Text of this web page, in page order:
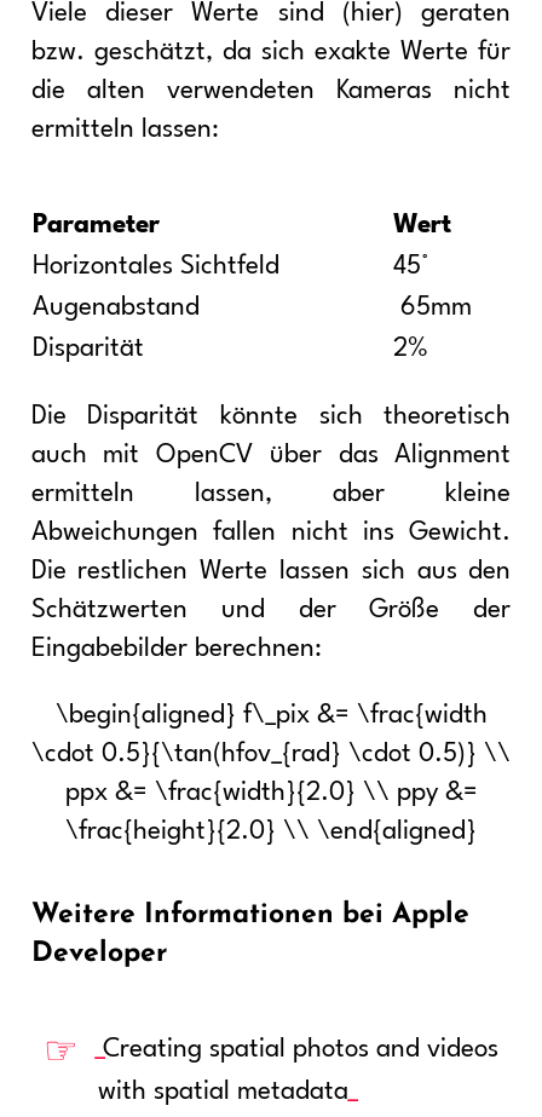
Viele dieser Werte sind (hier) geraten
bzw. geschätzt, da sich exakte Werte für
die alten verwendeten Kameras nicht
ermitteln lassen:
Parameter
Wert
Horizontales Sichtfeld
45°
Augenabstand
65mm
Disparität
2%
Die Disparität könnte sich theoretisch
auch mit OpenCV über das Alignment
ermitteln lassen, aber kleine
Abweichungen fallen nicht ins Gewicht.
Die restlichen Werte lassen sich aus den
Schätzwerten und der Größe der
Eingabebilder berechnen:
\begin{aligned} f\_pix &= \frac{width
\cdot 0.5}{\tan(hfov_{rad} \cdot 0.5)} \\
ppx &= \frac{width}{2.0} \\ ppy &=
\frac{height}{2.0} \\ \end{aligned}
Weitere Informationen bei Apple
Developer
Creating spatial photos and videos
with spatial metadata